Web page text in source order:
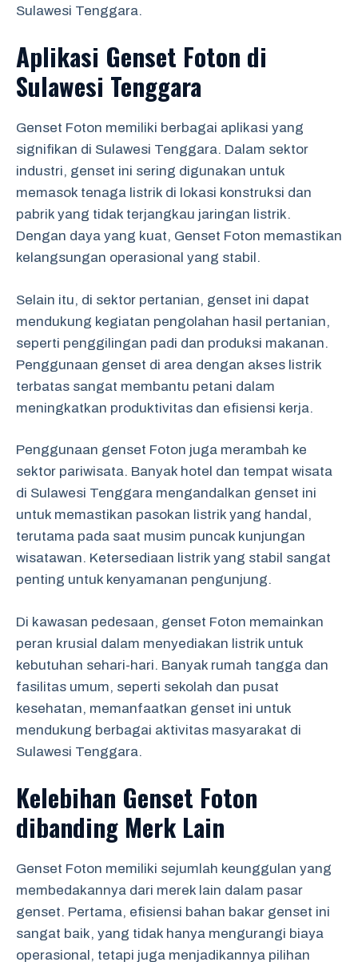
Sulawesi Tenggara.
Aplikasi Genset Foton di
Sulawesi Tenggara
Genset Foton memiliki berbagai aplikasi yang
signifikan di Sulawesi Tenggara. Dalam sektor
industri, genset ini sering digunakan untuk
memasok tenaga listrik di lokasi konstruksi dan
pabrik yang tidak terjangkau jaringan listrik.
Dengan daya yang kuat, Genset Foton memastikan
kelangsungan operasional yang stabil.
Selain itu, di sektor pertanian, genset ini dapat
mendukung kegiatan pengolahan hasil pertanian,
seperti penggilingan padi dan produksi makanan.
Penggunaan genset di area dengan akses listrik
terbatas sangat membantu petani dalam
meningkatkan produktivitas dan efisiensi kerja.
Penggunaan genset Foton juga merambah ke
sektor pariwisata. Banyak hotel dan tempat wisata
di Sulawesi Tenggara mengandalkan genset ini
untuk memastikan pasokan listrik yang handal,
terutama pada saat musim puncak kunjungan
wisatawan. Ketersediaan listrik yang stabil sangat
penting untuk kenyamanan pengunjung.
Di kawasan pedesaan, genset Foton memainkan
peran krusial dalam menyediakan listrik untuk
kebutuhan sehari-hari. Banyak rumah tangga dan
fasilitas umum, seperti sekolah dan pusat
kesehatan, memanfaatkan genset ini untuk
mendukung berbagai aktivitas masyarakat di
Sulawesi Tenggara.
Kelebihan Genset Foton
dibanding Merk Lain
Genset Foton memiliki sejumlah keunggulan yang
membedakannya dari merek lain dalam pasar
genset. Pertama, efisiensi bahan bakar genset ini
sangat baik, yang tidak hanya mengurangi biaya
operasional, tetapi juga menjadikannya pilihan